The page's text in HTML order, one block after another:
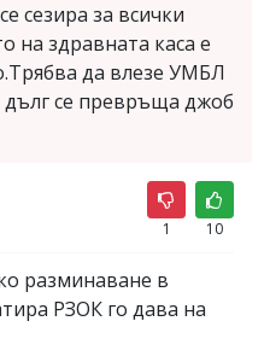
сезира за всички
на здравната каса е
да влезе УМБЛ
дълг се превръща джоб
1 10
разминаване в
РЗОК го дава на